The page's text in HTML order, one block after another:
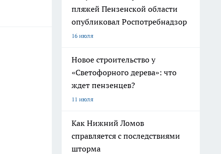
пляжей Пензенской области
опубликовал Роспотребнадзор
16 июля
Новое строительство у
«Светофорного дерева»: что
ждет пензенцев?
11 июля
Как Нижний Ломов
справляется с последствиями
шторма